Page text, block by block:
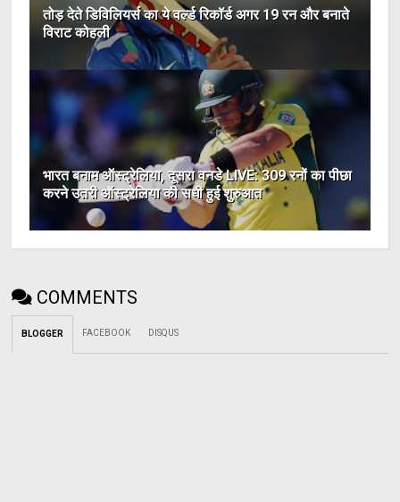
तोड़ देते डिविलियर्स का ये वर्ल्ड रिकॉर्ड अगर 19 रन और बनाते
विराट कोहली
भारत बनाम ऑस्ट्रेलिया, दूसरा वनडे LIVE: 309 रनों का पीछा
करने उतरी ऑस्ट्रेलिया की सधी हुई शुरुआत
COMMENTS
BLOGGER FACEBOOK DISQUS